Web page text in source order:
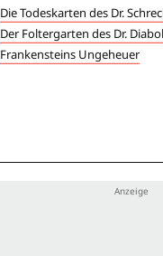
Die Todeskarten des Dr.
Der Foltergarten des Dr.
Frankensteins Ungeheuer